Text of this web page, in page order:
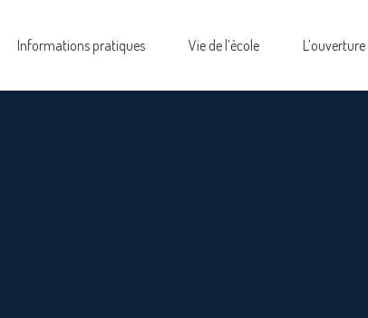
Informations pratiques Vie de l’école